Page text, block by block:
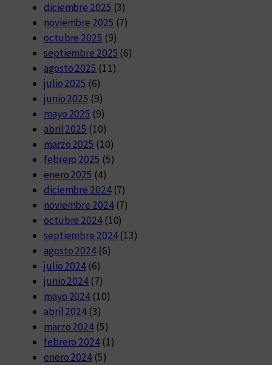
diciembre 2025 (3)
noviembre 2025 (7)
octubre 2025 (9)
septiembre 2025 (6)
agosto 2025 (11)
julio 2025 (6)
junio 2025 (9)
mayo 2025 (9)
abril 2025 (10)
marzo 2025 (10)
febrero 2025 (5)
enero 2025 (4)
diciembre 2024(7)
noviembre 2024(7)
octubre 2024(10)
septiembre 2024(13)
agosto 2024(6)
julio 2024 (6)
junio 2024 (7)
mayo 2024 (10)
abril 2024 (3)
marzo 2024 (5)
febrero 2024(1)
enero 2024 (5)